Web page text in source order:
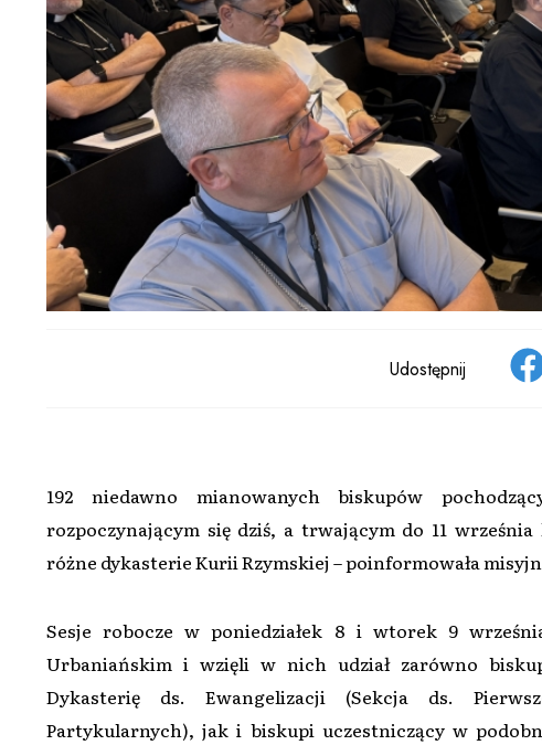
Udostępnij
192 niedawno mianowanych biskupów
rozpoczynającym się dziś, a trwającym do 11
różne dykasterie Kurii Rzymskiej – poinformowała
Sesje robocze w poniedziałek 8 i wtorek 9
Urbaniańskim i wzięli w nich udział zarówno
Dykasterię ds. Ewangelizacji (Sekcja ds.
Partykularnych), jak i biskupi uczestniczący w